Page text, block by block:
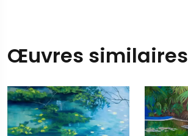
Œuvres similaires